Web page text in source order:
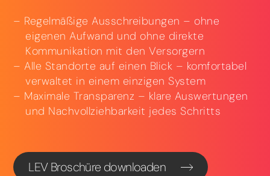
Regelmäßige Ausschreibungen – ohne
eigenen Aufwand und ohne direkte
Kommunikation mit den Versorgern
Alle Standorte auf einen Blick – komfortabel
verwaltet in einem einzigen System
Maximale Transparenz – klare Auswertungen
und Nachvollziehbarkeit jedes Schritts
LEV Broschüre downloaden